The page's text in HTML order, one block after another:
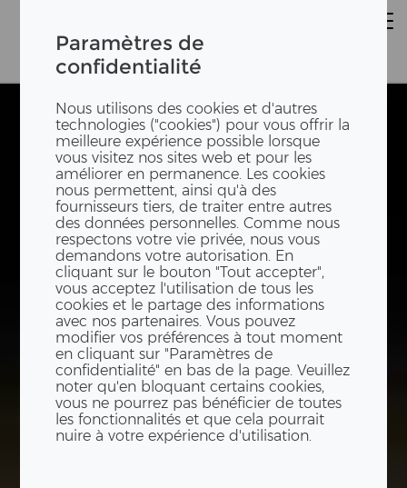
Paramètres de
confidentialité
Nous utilisons des cookies et d'autres
technologies ("cookies") pour vous offrir la
meilleure expérience possible lorsque
vous visitez nos sites web et pour les
améliorer en permanence. Les cookies
nous permettent, ainsi qu'à des
fournisseurs tiers, de traiter entre autres
des données personnelles. Comme nous
respectons votre vie privée, nous vous
demandons votre autorisation. En
cliquant sur le bouton "Tout accepter",
vous acceptez l'utilisation de tous les
cookies et le partage des informations
avec nos partenaires. Vous pouvez
modifier vos préférences à tout moment
en cliquant sur "Paramètres de
confidentialité" en bas de la page. Veuillez
noter qu'en bloquant certains cookies,
vous ne pourrez pas bénéficier de toutes
les fonctionnalités et que cela pourrait
nuire à votre expérience d'utilisation.
Dorfschüür
Dorfschüür